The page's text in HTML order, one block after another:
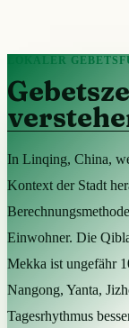
LOKALER
In Linqing, China,
Kontext der Stadt
Einwohner. Die
Mekka ist ungefähr
Nangong, Yanta,
Tagesrhythmus